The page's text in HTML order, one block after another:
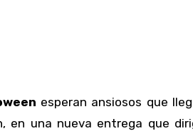
esperan ansiosos que
en una nueva entrega que